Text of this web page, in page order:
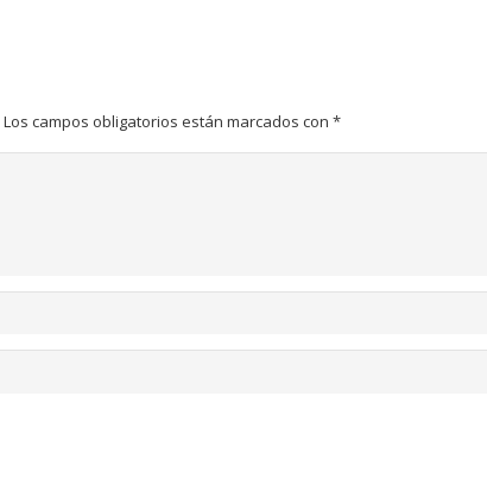
Los campos obligatorios están marcados con *